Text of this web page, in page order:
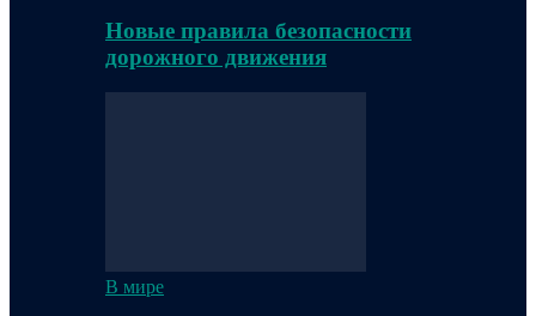
Новые правила безопасности
дорожного движения
В мире